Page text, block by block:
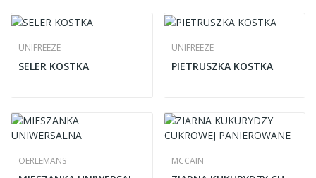
UNIFREEZE
SELER KOSTKA
UNIFREEZE
PIETRUSZKA KOSTKA
OERLEMANS MCCAIN